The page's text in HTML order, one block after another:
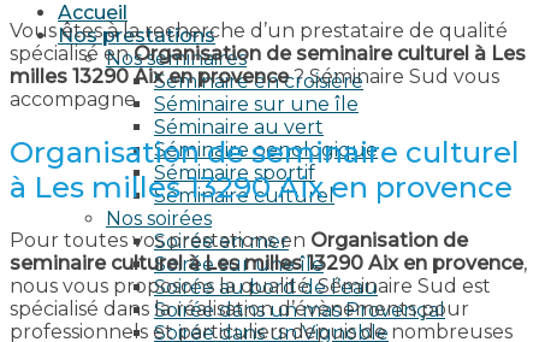
Accueil
Nos prestations
Nos séminaires
Séminaire en croisière
Séminaire sur une île
Séminaire au vert
Séminaire oenologique
Séminaire sportif
Séminaire culturel
Nos soirées
Soirée en mer
Soirée sur une île
Soirée au bord de l’eau
Soirée dans un mas Provençal
Soirée dans un Vignoble
Vous êtes à la recherche d’un prestataire de qualité
spécialisé enOrganisation de seminaire culturel à Les
milles 13290 Aix en provence​? Séminaire Sud vous
accompagne.
Organisation de seminaire culturel
à Les milles 13290 Aix en provence​
Pour toutes vos prestations en Organisation de
seminaire culturel à Les milles 13290 Aix en provence​,
nous vous proposons la qualité. Séminaire Sud est
spécialisé dans la réalisation d’évènements pour
professionnels et particuliers depuis de nombreuses